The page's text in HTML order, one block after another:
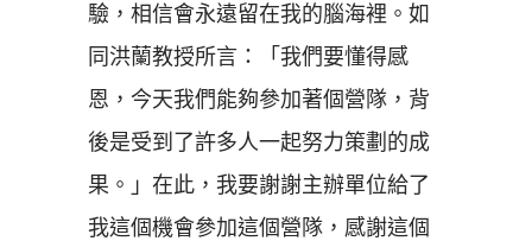
驗，相信會永遠留在我的腦海裡。如
同洪蘭教授所言：「我們要懂得感
恩，今天我們能夠參加著個營隊，背
後是受到了許多人一起努力策劃的成
果。」在此，我要謝謝主辦單位給了
我這個機會參加這個營隊，感謝這個